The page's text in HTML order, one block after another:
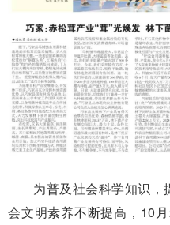
为普及社会科学知识，
会文明素养不断提高，10